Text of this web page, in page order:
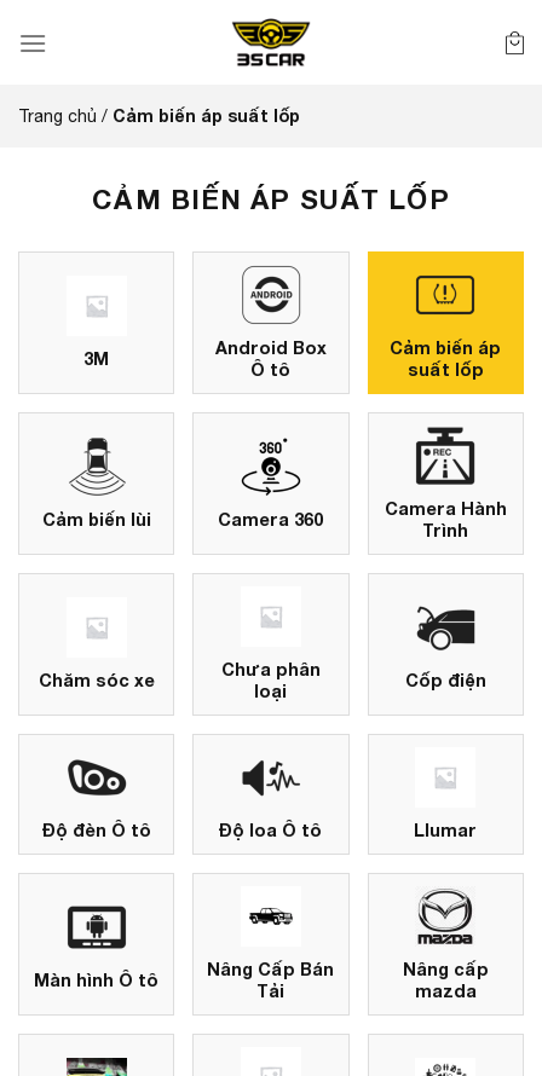
qua
dung
Trang chủ / Cảm biến áp suất lốp
CẢM BIẾN ÁP SUẤT LỐP
3M
Android Box
Ô tô
Cảm biến áp
suất lốp
Cảm biến lùi Camera 360
Camera Hành
Trình
Chăm sóc xe
Chưa phân
loại
Cốp điện
Độ đèn Ô tô Độ loa Ô tô Llumar
Màn hình Ô tô
Nâng Cấp Bán
Tải
Nâng cấp
mazda